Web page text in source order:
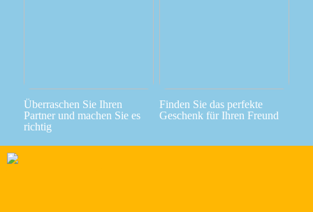
Überraschen Sie Ihren
Partner und machen Sie es
richtig
Finden Sie das perfekte
Geschenk für Ihren Freund